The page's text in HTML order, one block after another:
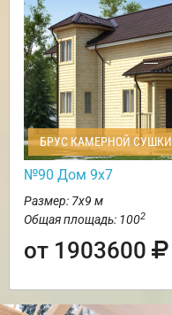
БРУС КАМЕРНОЙ СУШКИ
№90 Дом 9х7
Размер: 7х9 м
Общая площадь: 1002
от 1903600